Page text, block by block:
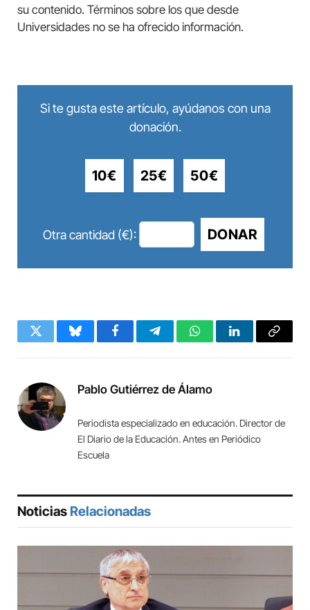
su contenido. Términos sobre los que desde
Universidades no se ha ofrecido información.
Si te gusta este artículo, ayúdanos con una
donación.
10€ 25€ 50€
Otra cantidad (€): DONAR
Twitter BlueskyFacebookTelegramWhatsAppLinkedInCopy
Pablo Gutiérrez de Álamo
Periodista especializado en educación. Director de
El Diario de la Educación. Antes en Periódico
Escuela
Noticias Relacionadas